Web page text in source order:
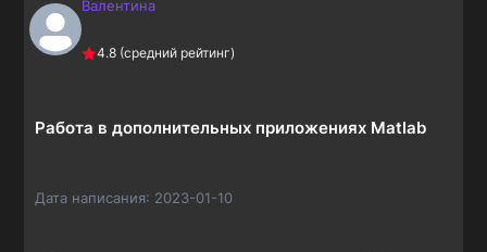
Валентина
4.8 (средний рейтинг)
Работа в дополнительных приложениях Matlab
Дата написания: 2023-01-10